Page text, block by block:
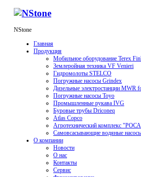
NStone
Главная
Продукция
Мобильное оборудование Terex
Землеройная техника VF Venieri
Гидромолоты STELCO
Погружные насосы Grindex
Дизельные электростанции MWR
Погружные насосы Toyo
Промышленные рукава IVG
Буровые трубы Driconeq
Atlas Copco
Агротехнический комплекс
Самовсасывающие водяные
О компании
Новости
О нас
Контакты
Сервис